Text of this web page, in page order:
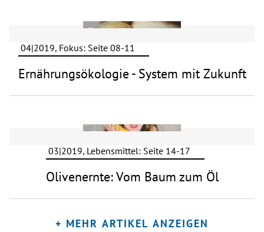
04|2019, Fokus: Seite 08-11
Ernährungsökologie - System mit Zukunft
03|2019, Lebensmittel: Seite 14-17
Olivenernte: Vom Baum zum Öl
+ MEHR ARTIKEL ANZEIGEN